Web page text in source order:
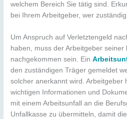
welchem Bereich Sie tätig sind.
bei Ihrem Arbeitgeber, wer
Um Anspruch auf Verletztengeld
haben, muss der Arbeitgeber seiner
nachgekommen sein. Ein
den zuständigen Träger gemeldet
solcher anerkannt wird. Arbeitgeber
wichtigen Informationen und
mit einem Arbeitsunfall an die
Unfallkasse zu übermitteln, damit